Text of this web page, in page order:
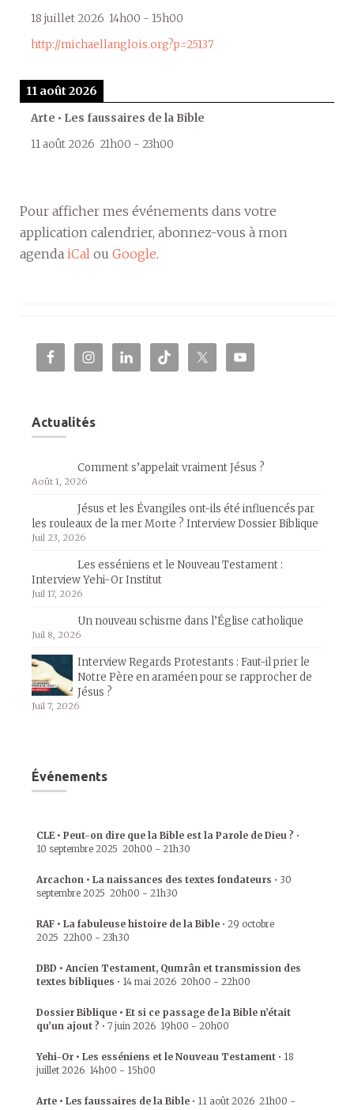
18 juillet 2026 14h00 - 15h00
http://michaellanglois.org?p=25137
11 août 2026
Arte • Les faussaires de la Bible
11 août 2026 21h00 - 23h00
Pour afficher mes événements dans votre
application calendrier, abonnez-vous à mon
agenda iCal ou Google.
Actualités
Comment s’appelait vraiment Jésus ?
Août 1, 2026
Jésus et les Évangiles ont-ils été influencés par
les rouleaux de la mer Morte ? Interview Dossier Biblique
Juil 23, 2026
Les esséniens et le Nouveau Testament :
Interview Yehi-Or Institut
Juil 17, 2026
Un nouveau schisme dans l’Église catholique
Juil 8, 2026
Interview Regards Protestants : Faut-il prier le
Notre Père en araméen pour se rapprocher de
Jésus ?
Juil 7, 2026
Événements
CLE • Peut-on dire que la Bible est la Parole de Dieu ? •
10 septembre 2025 20h00 - 21h30
Arcachon • La naissances des textes fondateurs • 30
septembre 2025 20h00 - 21h30
RAF • La fabuleuse histoire de la Bible • 29 octobre
2025 22h00 - 23h30
DBD • Ancien Testament, Qumrân et transmission des
textes bibliques • 14 mai 2026 20h00 - 22h00
Dossier Biblique • Et si ce passage de la Bible n’était
qu’un ajout ? • 7 juin 2026 19h00 - 20h00
Yehi-Or • Les esséniens et le Nouveau Testament • 18
juillet 2026 14h00 - 15h00
Arte • Les faussaires de la Bible • 11 août 2026 21h00 -